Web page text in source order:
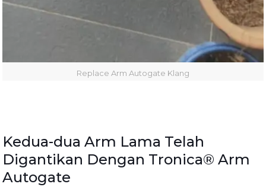
Replace Arm Autogate Klang
Kedua-dua Arm Lama Telah
Digantikan Dengan Tronica® Arm
Autogate